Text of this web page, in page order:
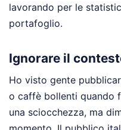
lavorando per le
portafoglio.
Ignorare il
Ho visto gente
o caffè bollenti quando
una sciocchezza, ma